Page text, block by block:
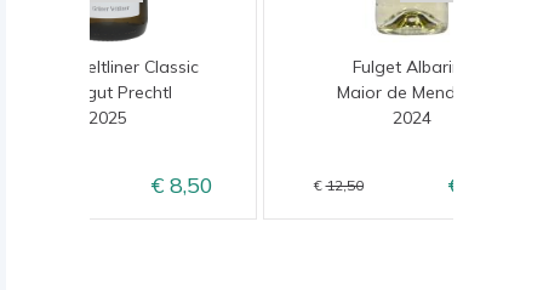
Grüner Veltliner Classic
Weingut Prechtl
2025
8,50
Fulget Albarino
Maior de Mendoza
2024
12,50